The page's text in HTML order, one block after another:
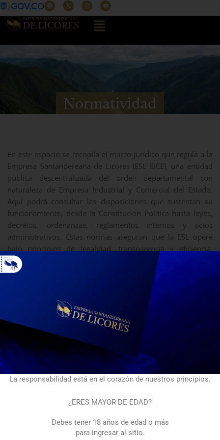
Ir
al
contenido
F
a
c
e
b
o
X
-
t
w
i
t
r
I
n
s
m
Y
o
u
Menú
Normatividad
En este espacio se recopila el marco jurídico que regula a la
Empresa Santandereana de Licores (ESL EICE), una entidad
pública descentralizada del orden departamental con
naturaleza de Empresa Industrial y Comercial del Estado.
Aquí podrá consultar las disposiciones que sustentan su
funcionamiento, desde la Constitución Política hasta leyes,
decretos, ordenanzas, reglamentos internos y actos
administrativos. Estas normas aseguran que la ESL opere
bajo principios de legalidad, transparencia y eficiencia,
contribuyendo al desarrollo económico y social del
departamento de Santander.
Constitución Política de Colombia
Leyes​
Decretos Reglamentarios
Decretos Departamentales
La responsabilidad está en el corazón de nuestros principios.
¿ERES MAYOR DE EDAD?
Debes tener 18 años de edad o más
para ingresar al sitio.